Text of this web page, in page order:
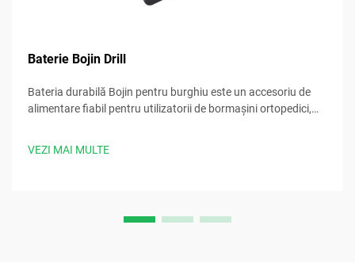
Baterie Bojin Drill
Bateria durabilă Bojin pentru burghiu este un accesoriu de
alimentare fiabil pentru utilizatorii de bormașini ortopedici,
VEZI MAI MULTE